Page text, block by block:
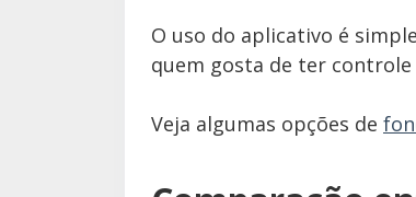
O uso do aplicativo é
quem gosta de ter
Veja algumas opções de